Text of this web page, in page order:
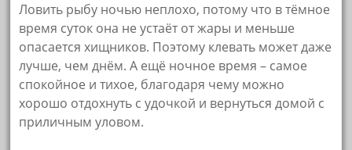
Ловить рыбу ночью неплохо, потому что в тёмное
время суток она не устаёт от жары и меньше
опасается хищников. Поэтому клевать может даже
лучше, чем днём. А ещё ночное время – самое
спокойное и тихое, благодаря чему можно
хорошо отдохнуть с удочкой и вернуться домой с
приличным уловом.